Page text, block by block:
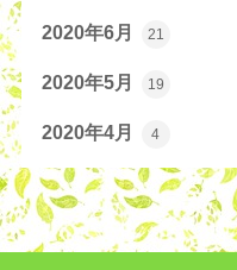
2020年6月 21
2020年5月 19
2020年4月 4